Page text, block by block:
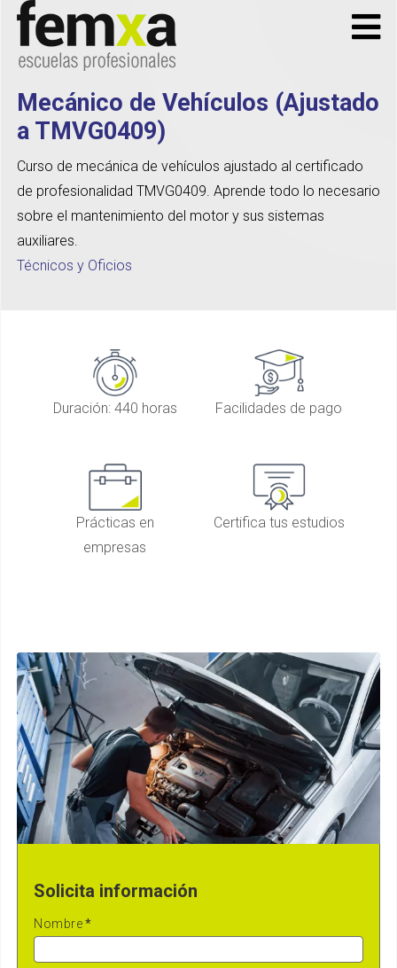
Mecánico de Vehículos (Ajustado
a TMVG0409)
Curso de mecánica de vehículos ajustado al certificado
de profesionalidad TMVG0409. Aprende todo lo necesario
sobre el mantenimiento del motor y sus sistemas
auxiliares.
Técnicos y Oficios
Duración: 440 horas Facilidades de pago
Prácticas en
empresas
Certifica tus estudios
Solicita información
Nombre*